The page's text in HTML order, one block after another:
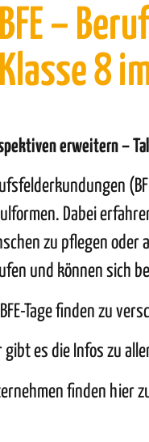
BFE –
Klasse 8
erweitern–
Dabei
zu pflegen oder
und können sich
BFE-Tage finden zu
gibt es die Infos zu
finden hier